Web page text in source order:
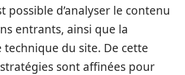
possible d’analyser le contenu
entrants, ainsi que la
du site. De cette
sont affinées pour